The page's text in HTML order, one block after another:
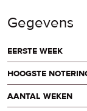
Gegevens
eerste week
hoogste
aantal weken